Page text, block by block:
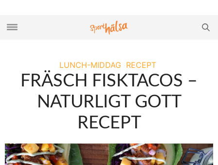
LUNCH-MIDDAG RECEPT
FRÄSCH FISKTACOS –
NATURLIGT GOTT
RECEPT